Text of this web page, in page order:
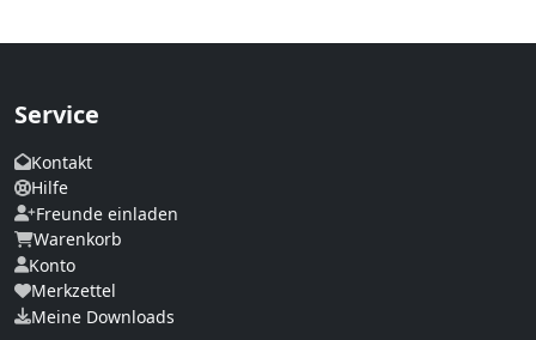
Service
Kontakt
Hilfe
Freunde einladen
Warenkorb
Konto
Merkzettel
Meine Downloads